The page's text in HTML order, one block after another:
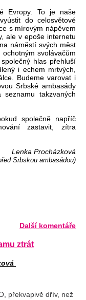
Evropy. To je naše
do celosvětové
s mírovým nápěvem
ale v epoše internetu
náměstí svých měst
svolávačům
hlas přehluší
i echem mrtvých,
Budeme varovat i
Srbské ambasády
takzvaných
společně napříč
zastavit, zítra
Lenka Procházková
Srbskou ambasádou)
Další komentáře
ztrát
překvapivě dřív, než